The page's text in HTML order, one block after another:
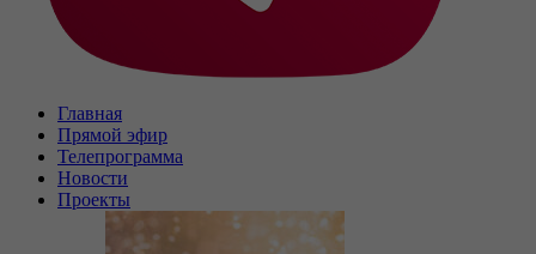
Главная
Прямой эфир
Телепрограмма
Новости
Проекты